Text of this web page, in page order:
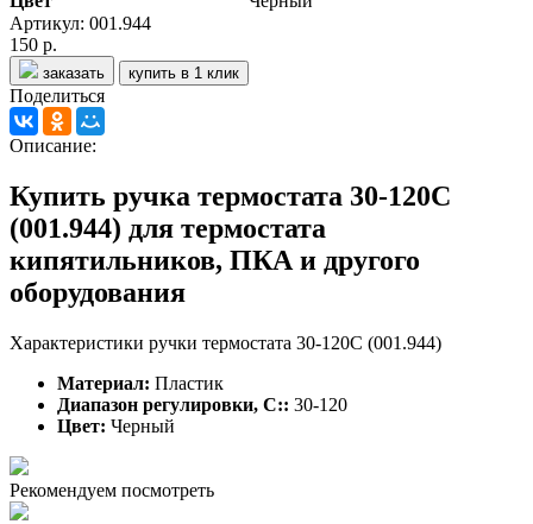
Артикул: 001.944
150 р.
заказать купить в 1 клик
Поделиться
Описание:
Купить ручка термостата 30-120С
(001.944) для термостата
кипятильников, ПКА и другого
оборудования
Характеристики ручки термостата 30-120С (001.944)
Материал: Пластик
Диапазон регулировки, C:: 30-120
Цвет: Черный
Рекомендуем посмотреть